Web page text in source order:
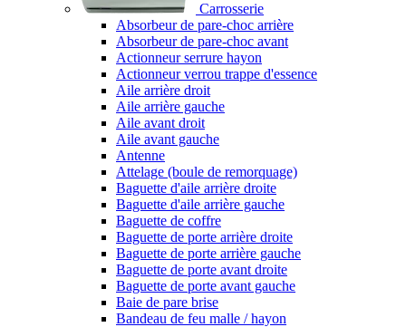
Carrosserie
Absorbeur de pare-choc arrière
Absorbeur de pare-choc avant
Actionneur serrure hayon
Actionneur verrou trappe d'essence
Aile arrière droit
Aile arrière gauche
Aile avant droit
Aile avant gauche
Antenne
Attelage (boule de remorquage)
Baguette d'aile arrière droite
Baguette d'aile arrière gauche
Baguette de coffre
Baguette de porte arrière droite
Baguette de porte arrière gauche
Baguette de porte avant droite
Baguette de porte avant gauche
Baie de pare brise
Bandeau de feu malle / hayon